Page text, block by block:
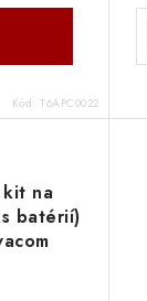
Kód: T6APC0022
kit na
batérií)